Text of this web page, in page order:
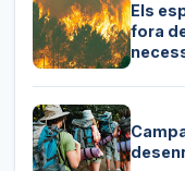
Els
fora